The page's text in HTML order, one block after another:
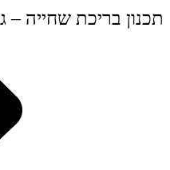
תכנון בריכת שחייה –